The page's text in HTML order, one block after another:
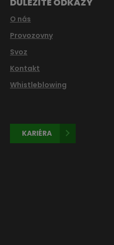
O nás
Provozovny
Svoz
Kontakt
Whistleblowing
KARIÉRA